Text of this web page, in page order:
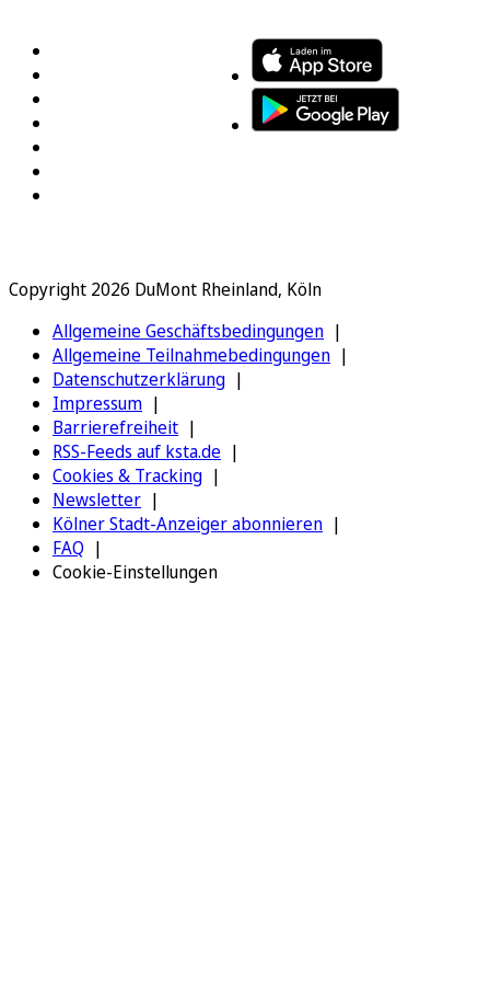
Copyright 2026 DuMont Rheinland, Köln
Allgemeine Geschäftsbedingungen
Allgemeine Teilnahmebedingungen
Datenschutzerklärung
Impressum
Barrierefreiheit
RSS-Feeds auf ksta.de
Cookies & Tracking
Newsletter
Kölner Stadt-Anzeiger abonnieren
FAQ
Cookie-Einstellungen